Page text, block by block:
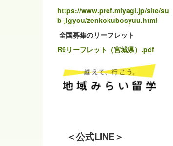
https://www.pref.miyagi.jp/site/su
b-jigyou/zenkokubosyuu.html
全国募集のリーフレット
R9リーフレット（宮城県）.pdf
＜公式LINE＞